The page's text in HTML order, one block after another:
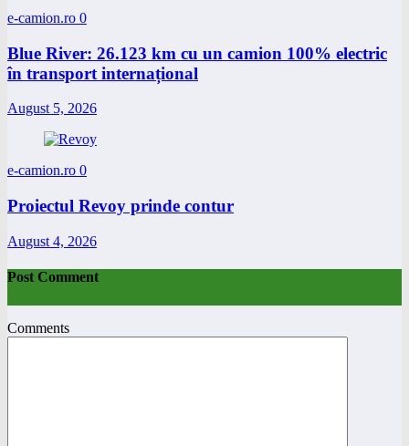
e-camion.ro 0
Blue River: 26.123 km cu un camion 100% electric
în transport internațional
August 5, 2026
e-camion.ro 0
Proiectul Revoy prinde contur
August 4, 2026
Post Comment
Comments